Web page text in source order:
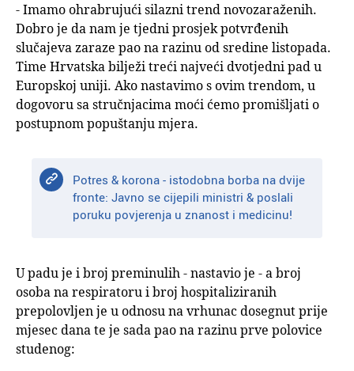
- Imamo ohrabrujući silazni trend novozaraženih.
Dobro je da nam je tjedni prosjek potvrđenih
slučajeva zaraze pao na razinu od sredine listopada.
Time Hrvatska bilježi treći najveći dvotjedni pad u
Europskoj uniji. Ako nastavimo s ovim trendom, u
dogovoru sa stručnjacima moći ćemo promišljati o
postupnom popuštanju mjera.
Potres & korona - istodobna borba na dvije
fronte: Javno se cijepili ministri & poslali
poruku povjerenja u znanost i medicinu!
U padu je i broj preminulih - nastavio je - a broj
osoba na respiratoru i broj hospitaliziranih
prepolovljen je u odnosu na vrhunac dosegnut prije
mjesec dana te je sada pao na razinu prve polovice
studenog: